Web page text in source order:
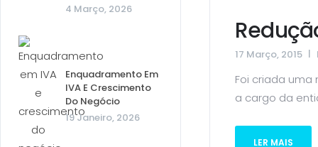
4 Março, 2026
Enquadramento Em
IVA E Crescimento
Do Negócio
19 Janeiro, 2026
17 Março, 2015
Foi criada
a cargo da
LER MAIS